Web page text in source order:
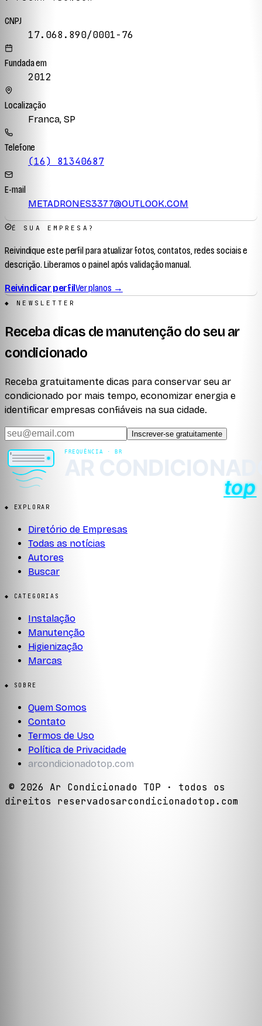
CNPJ
17.068.890/0001-76
Fundada em
2012
Localização
Franca, SP
Telefone
(16) 81340687
E-mail
METADRONES3377@OUTLOOK.COM
É SUA EMPRESA?
Reivindique este perfil para atualizar fotos, contatos, redes sociais e
descrição. Liberamos o painel após validação manual.
Reivindicar perfilVer planos →
◆ NEWSLETTER
Receba dicas de manutenção do seu ar
condicionado
Receba gratuitamente dicas para conservar seu ar
condicionado por mais tempo, economizar energia e
identificar empresas confiáveis na sua cidade.
Inscrever-se gratuitamente
◆ EXPLORAR
Diretório de Empresas
Todas as notícias
Autores
Buscar
◆ CATEGORIAS
Instalação
Manutenção
Higienização
Marcas
◆ SOBRE
Quem Somos
Contato
Termos de Uso
Política de Privacidade
arcondicionadotop.com
© 2026 Ar Condicionado TOP · todos os
direitos reservadosarcondicionadotop.com